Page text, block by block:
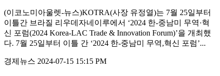
(이코노미아울렛-뉴스)KOTRA(사장 유정열)는 7월 25일부터
이틀간 브라질 리우데자네이루에서 ‘2024 한-중남미 무역·혁
신 포럼(2024 Korea-LAC Trade & Innovation Forum)’을 개최했
다. 7월 25일부터 이틀 간 ‘2024 한-중남미 무역,혁신 포럼’...
경제뉴스 2024-07-15 15:15 PM